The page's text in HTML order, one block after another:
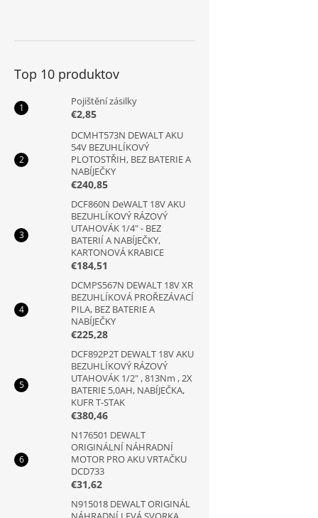
Top 10 produktov
Pojištění zásilky
€2,85
DCMHT573N DEWALT AKU
54V BEZUHLÍKOVÝ
PLOTOSTŘIH, BEZ BATERIE A
NABÍJEČKY
€240,85
DCF860N DeWALT 18V AKU
BEZUHLÍKOVÝ RÁZOVÝ
UTAHOVÁK 1/4" - BEZ
BATERIÍ A NABÍJEČKY,
KARTONOVÁ KRABICE
€184,51
DCMPS567N DEWALT 18V XR
BEZUHLÍKOVÁ PROŘEZÁVACÍ
PILA, BEZ BATERIE A
NABÍJEČKY
€225,28
DCF892P2T DEWALT 18V AKU
BEZUHLÍKOVÝ RÁZOVÝ
UTAHOVÁK 1/2" , 813Nm , 2X
BATERIE 5,0AH, NABÍJEČKA,
KUFR T-STAK
€380,46
N176501 DEWALT
ORIGINÁLNÍ NÁHRADNÍ
MOTOR PRO AKU VRTAČKU
DCD733
€31,62
N915018 DEWALT ORIGINÁL